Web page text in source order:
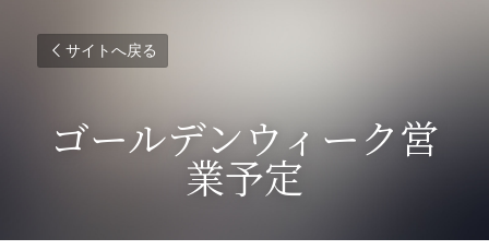
サイトへ戻る
ゴールデンウィーク営
業予定